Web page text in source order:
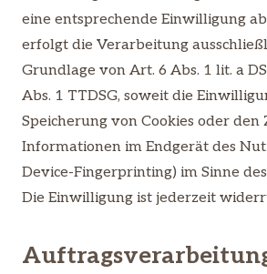
eine entsprechende Einwilligung
erfolgt die Verarbeitung
Grundlage von Art. 6 Abs. 1 lit. a
Abs. 1 TTDSG, soweit die
Speicherung von Cookies oder
Informationen im Endgerät des
Device-Fingerprinting) im Sinne
Die Einwilligung ist jederzeit